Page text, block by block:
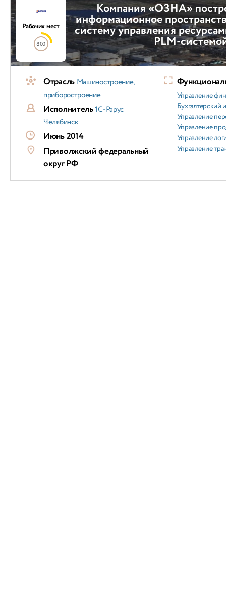
Компания «ОЗНА»
информационное
систему управления
PLM-
Рабочих мест
800
Отрасль Машиностроение,
приборостроение
Исполнитель1С-Рарус
Челябинск
Июнь 2014
Приволжский федеральный
округ РФ
Управление
Бухгалтерский
Управление
Управление
Управление
Управление